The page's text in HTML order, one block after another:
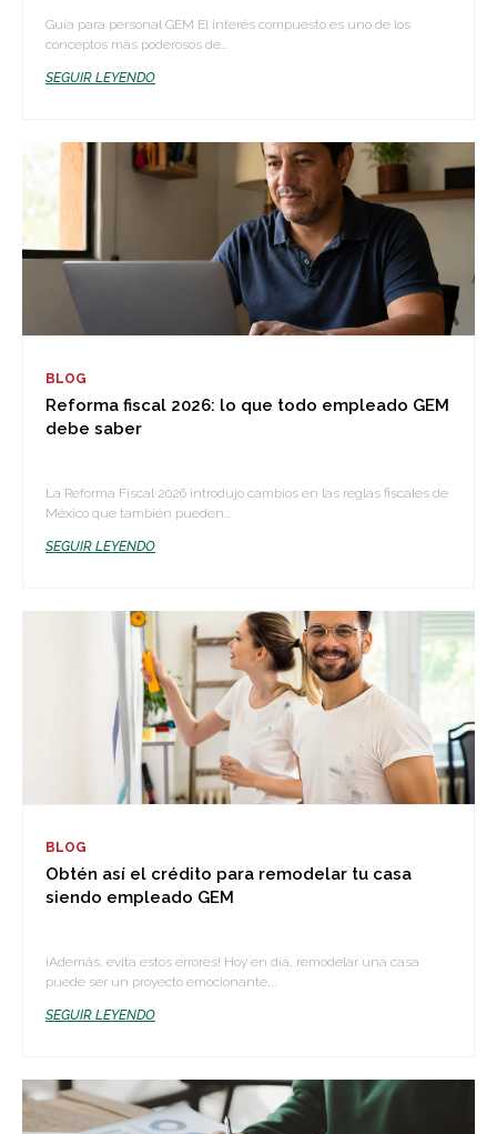
Guía para personal GEM El interés compuesto es uno de los
conceptos más poderosos de...
SEGUIR LEYENDO
BLOG
Reforma fiscal 2026: lo que todo empleado GEM
debe saber
La Reforma Fiscal 2026 introdujo cambios en las reglas fiscales de
México que también pueden...
SEGUIR LEYENDO
BLOG
Obtén así el crédito para remodelar tu casa
siendo empleado GEM
¡Además, evita estos errores! Hoy en día, remodelar una casa
puede ser un proyecto emocionante,...
SEGUIR LEYENDO